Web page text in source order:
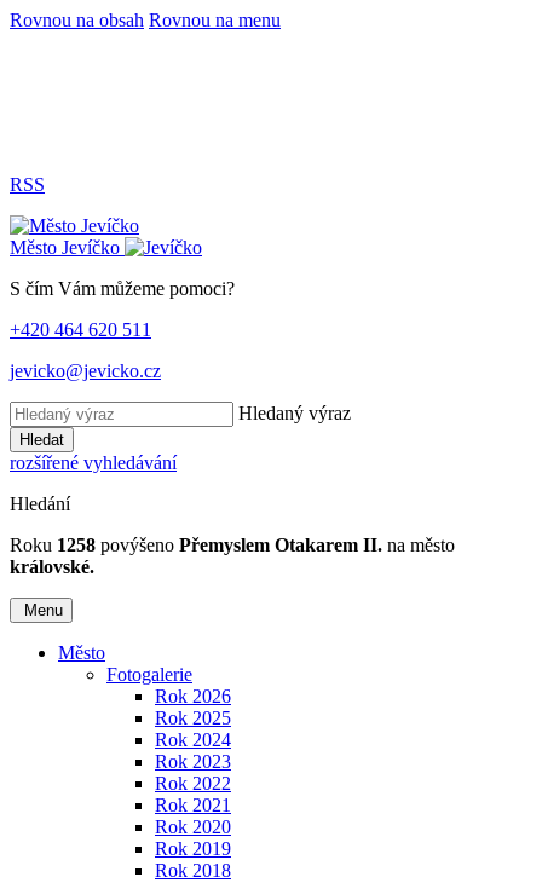
Rovnou na obsah Rovnou na menu
RSS
Město Jevíčko
S čím Vám můžeme pomoci?
+420 464 620 511
jevicko@jevicko.cz
Hledaný výraz
Hledat
rozšířené vyhledávání
Hledání
Roku 1258 povýšeno Přemyslem Otakarem II. na město
královské.
Menu
Město
Fotogalerie
Rok 2026
Rok 2025
Rok 2024
Rok 2023
Rok 2022
Rok 2021
Rok 2020
Rok 2019
Rok 2018